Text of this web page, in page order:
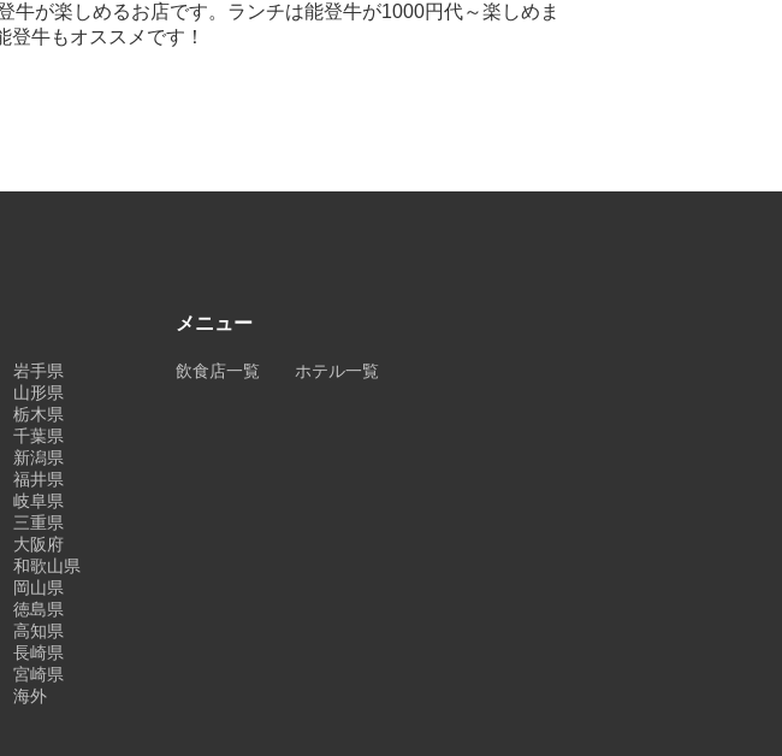
が楽しめるお店です。ランチは能登牛が1000円代～楽しめま
牛もオススメです！
岩手県
山形県
栃木県
千葉県
新潟県
福井県
岐阜県
三重県
大阪府
和歌山県
岡山県
徳島県
高知県
長崎県
宮崎県
海外
メニュー
飲食店一覧 ホテル一覧